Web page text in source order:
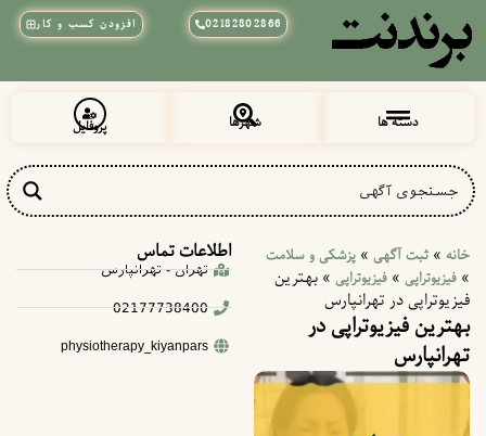
02182802866 افزودن کسب و کار
دسته ها شهرها پروفایل
خانه » ثبت آگهی » پزشکی و سلامت
» فیزیوتراپی » فیزیوتراپی » بهترین
فیزیوتراپی در تهرانپارس
بهترین فیزیوتراپی در
تهرانپارس
اطلاعات تماس
تهران - تهرانپارس
02177738400
physiotherapy_kiyanpars